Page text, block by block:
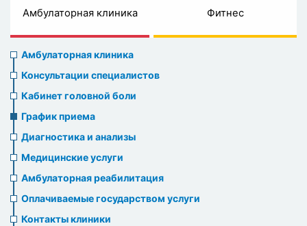
Амбулаторная клиника Фитнес
Ambulatory
clinic
menu
Амбулаторная клиника
Консультации специалистов
Кабинет головной боли
График приема
Диагностика и анализы
Медицинские услуги
Амбулаторная реабилитация
Оплачиваемые государством услуги
Контакты клиники